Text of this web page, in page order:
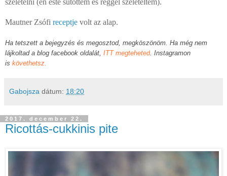
szeletelni (én este sütöttem és reggel szeleteltem).
Mautner Zsófi receptje volt az alap.
Ha tetszett a bejegyzés és megosztod, megköszönöm. Ha még nem
lájkoltad a blog facebook oldalát, ITT megteheted . Instagramon
is követhetsz.
Gabojsza dátum: 18:20
2017. december 22.
Ricottás-cukkinis pite